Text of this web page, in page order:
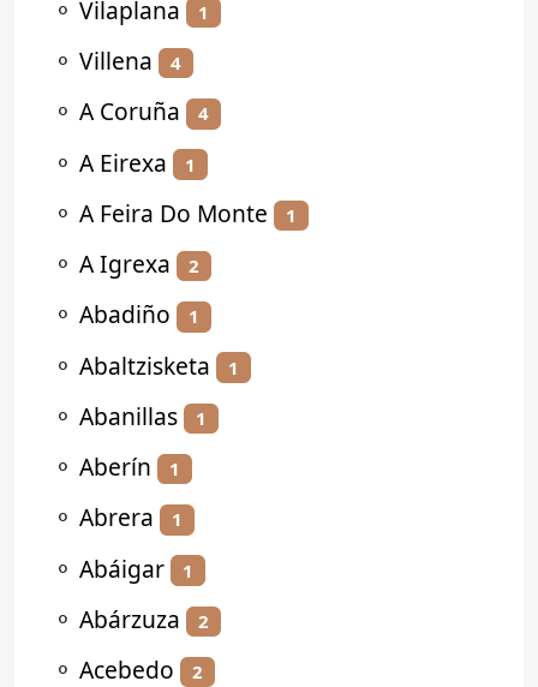
⚬ Vilaplana 1
⚬ Villena 4
⚬ A Coruña 4
⚬ A Eirexa 1
⚬ A Feira Do Monte 1
⚬ A Igrexa 2
⚬ Abadiño 1
⚬ Abaltzisketa 1
⚬ Abanillas 1
⚬ Aberín 1
⚬ Abrera 1
⚬ Abáigar 1
⚬ Abárzuza 2
⚬ Acebedo 2